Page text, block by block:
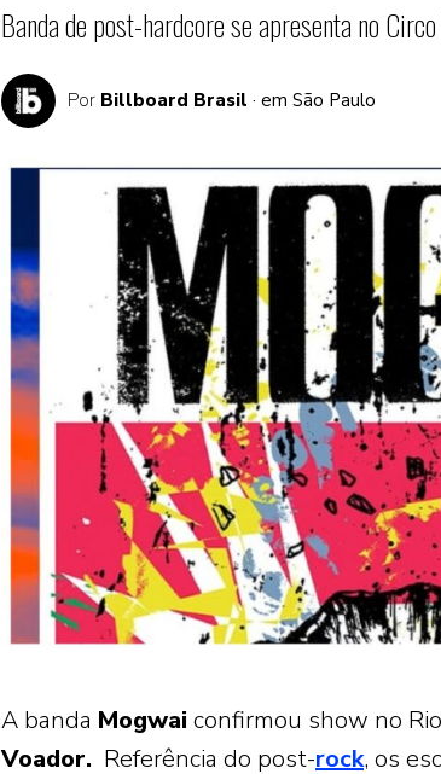
Banda de post-hardcore se apresenta no
Por Billboard Brasil · em São Paulo
A banda Mogwai confirmou show no
Voador. Referência do post-rock, os